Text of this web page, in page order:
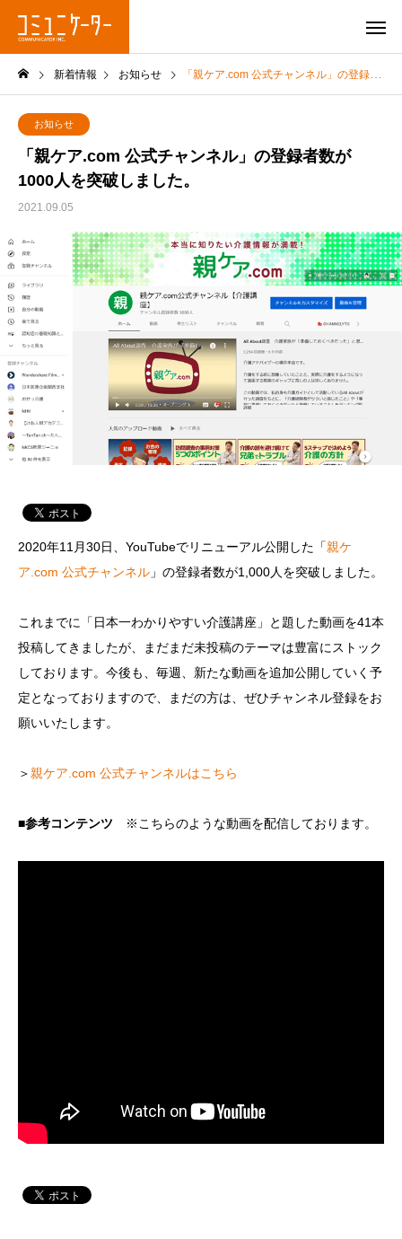
新着情報 お知らせ 「親ケア.com 公式チャンネル」の登録者数が1000人を突破しました。
お知らせ
「親ケア.com 公式チャンネル」の登録者数が
1000人を突破しました。
2021.09.05
2020年11月30日、YouTubeでリニューアル公開した「親ケ
ア.com 公式チャンネル 」の登録者数が1,000人を突破しました。
これまでに「日本一わかりやすい介護講座」と題した動画を41本
投稿してきましたが、まだまだ未投稿のテーマは豊富にストック
しております。今後も、毎週、新たな動画を追加公開していく予
定となっておりますので、まだの方は、ぜひチャンネル登録をお
願いいたします。
＞親ケア.com 公式チャンネルはこちら
■参考コンテンツ ※こちらのような動画を配信しております。